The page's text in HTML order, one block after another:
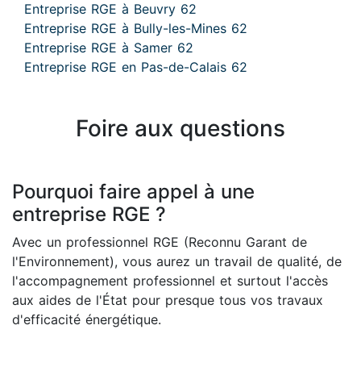
Entreprise RGE à Beuvry 62
Entreprise RGE à Bully-les-Mines 62
Entreprise RGE à Samer 62
Entreprise RGE en Pas-de-Calais 62
Foire aux questions
Pourquoi faire appel à une
entreprise RGE ?
Avec un professionnel RGE (Reconnu Garant de
l'Environnement), vous aurez un travail de qualité, de
l'accompagnement professionnel et surtout l'accès
aux aides de l'État pour presque tous vos travaux
d'efficacité énergétique.